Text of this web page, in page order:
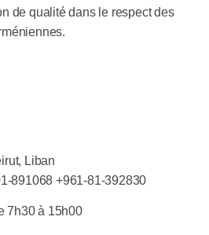
de qualité dans le respect des
Liban
891068+961-81-392830
7h30 à 15h00